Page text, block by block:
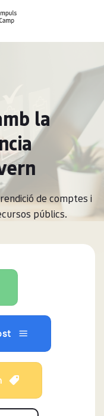
la
de comptes i
públics.